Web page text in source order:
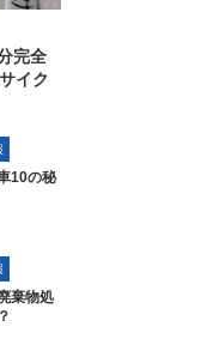
完全
イク
10の秘
棄物処